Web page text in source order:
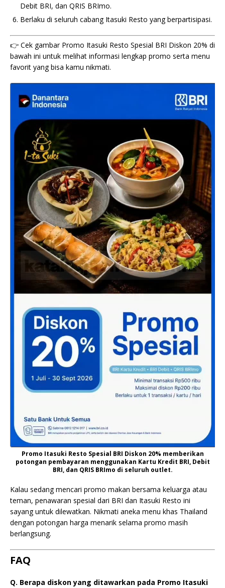
Debit BRI, dan QRIS BRImo.
Berlaku di seluruh cabang Itasuki Resto yang berpartisipasi.
👉 Cek gambar Promo Itasuki Resto Spesial BRI Diskon 20% di
bawah ini untuk melihat informasi lengkap promo serta menu
favorit yang bisa kamu nikmati.
Promo Itasuki Resto Spesial BRI Diskon 20% memberikan
potongan pembayaran menggunakan Kartu Kredit BRI, Debit
BRI, dan QRIS BRImo di seluruh outlet.
Kalau sedang mencari promo makan bersama keluarga atau
teman, penawaran spesial dari BRI dan Itasuki Resto ini
sayang untuk dilewatkan. Nikmati aneka menu khas Thailand
dengan potongan harga menarik selama promo masih
berlangsung.
FAQ
Q. Berapa diskon yang ditawarkan pada Promo Itasuki